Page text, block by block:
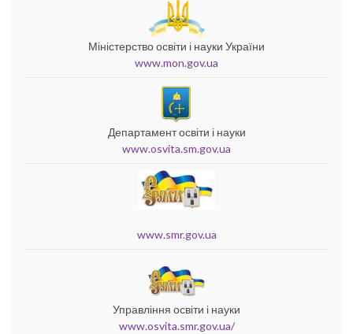
Міністерство освіти і науки України
www.mon.gov.ua
Департамент освіти і науки
www.osvita.sm.gov.ua
www.smr.gov.ua
Управління освіти і науки
www.osvita.smr.gov.ua/